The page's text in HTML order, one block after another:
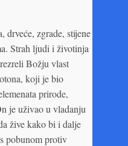
drveće, zgrade, stijene
Strah ljudi i životinja
Božju vlast
koji je bio
prirode,
je uživao u vladanju
žive kako bi i dalje
pobunom protiv